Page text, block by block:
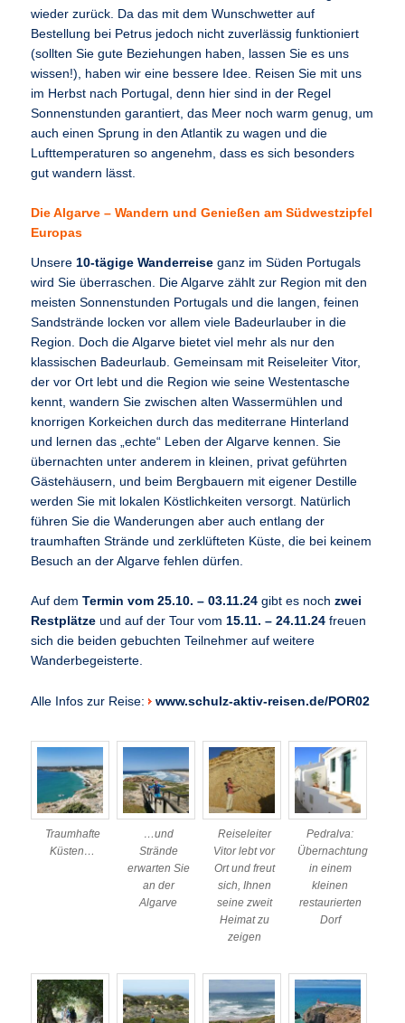
wieder zurück. Da das mit dem Wunschwetter auf
Bestellung bei Petrus jedoch nicht zuverlässig funktioniert
(sollten Sie gute Beziehungen haben, lassen Sie es uns
wissen!), haben wir eine bessere Idee. Reisen Sie mit uns
im Herbst nach Portugal, denn hier sind in der Regel
Sonnenstunden garantiert, das Meer noch warm genug, um
auch einen Sprung in den Atlantik zu wagen und die
Lufttemperaturen so angenehm, dass es sich besonders
gut wandern lässt.
Die Algarve – Wandern und Genießen am Südwestzipfel
Europas
Unsere10-tägige Wanderreise ganz im Süden Portugals
wird Sie überraschen. Die Algarve zählt zur Region mit den
meisten Sonnenstunden Portugals und die langen, feinen
Sandstrände locken vor allem viele Badeurlauber in die
Region. Doch die Algarve bietet viel mehr als nur den
klassischen Badeurlaub. Gemeinsam mit Reiseleiter Vitor,
der vor Ort lebt und die Region wie seine Westentasche
kennt, wandern Sie zwischen alten Wassermühlen und
knorrigen Korkeichen durch das mediterrane Hinterland
und lernen das „echte“ Leben der Algarve kennen. Sie
übernachten unter anderem in kleinen, privat geführten
Gästehäusern, und beim Bergbauern mit eigener Destille
werden Sie mit lokalen Köstlichkeiten versorgt. Natürlich
führen Sie die Wanderungen aber auch entlang der
traumhaften Strände und zerklüfteten Küste, die bei keinem
Besuch an der Algarve fehlen dürfen.
Auf demTermin vom 25.10. – 03.11.24 gibt es nochzwei
Restplätze und auf der Tour vom15.11. – 24.11.24 freuen
sich die beiden gebuchten Teilnehmer auf weitere
Wanderbegeisterte.
Alle Infos zur Reise: www.schulz-aktiv-reisen.de/POR02
Traumhafte
Küsten…
…und
Strände
erwarten Sie
an der
Algarve
Reiseleiter
Vitor lebt vor
Ort und freut
sich, Ihnen
seine zweit
Heimat zu
zeigen
Pedralva:
Übernachtung
in einem
kleinen
restaurierten
Dorf